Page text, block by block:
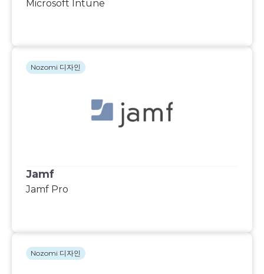
Microsoft Intune
Jamf
Jamf Pro
Nozomi 디자인
Nozomi 디자인